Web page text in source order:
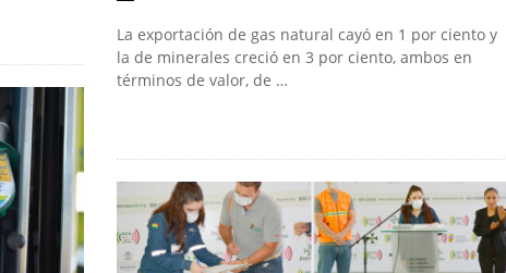
La exportación de gas natural cayó en 1 por ciento y
la de minerales creció en 3 por ciento, ambos en
términos de valor, de …